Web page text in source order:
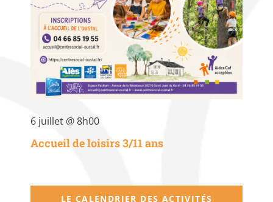
6 juillet @ 8h00
Accueil de loisirs 3/11 ans
LE CALENDRIER DES ACTIVITÉS